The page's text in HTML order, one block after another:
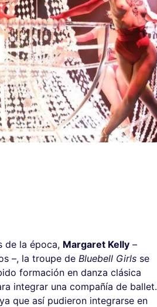
de la época, Margaret Kelly –
–, la troupe de Bluebell Girls se
formación en danza clásica
integrar una compañía de ballet.
que así pudieron integrarse en